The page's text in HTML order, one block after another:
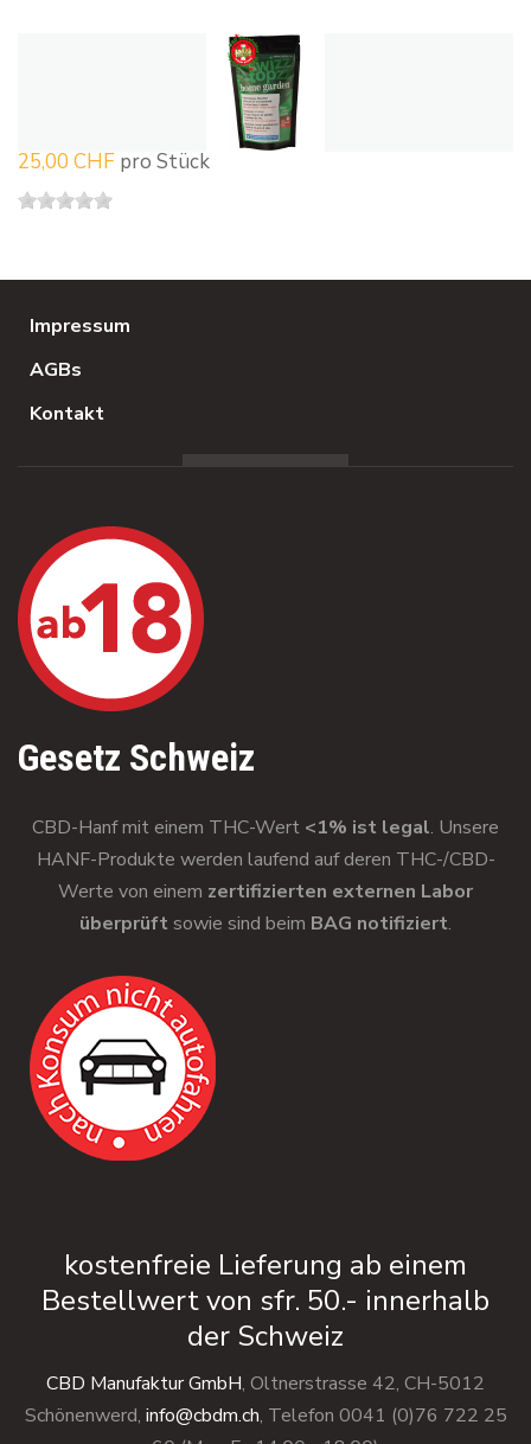
25,00 CHF pro Stück
Impressum
AGBs
Kontakt
Gesetz Schweiz
CBD-Hanf mit einem THC-Wert <1% ist legal. Unsere
HANF-Produkte werden laufend auf deren THC-/CBD-
Werte von einem zertifizierten externen Labor
überprüft sowie sind beim BAG notifiziert.
kostenfreie Lieferung ab einem
Bestellwert von sfr. 50.- innerhalb
der Schweiz
CBD Manufaktur GmbH, Oltnerstrasse 42, CH-5012
Schönenwerd, info@cbdm.ch, Telefon 0041 (0)76 722 25